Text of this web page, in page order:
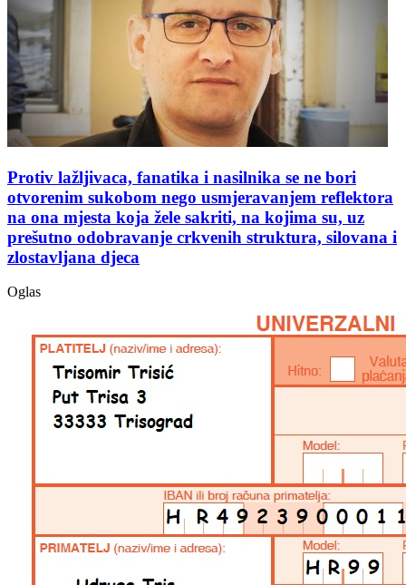
Protiv lažljivaca, fanatika i nasilnika se ne bori
otvorenim sukobom nego usmjeravanjem reflektora
na ona mjesta koja žele sakriti, na kojima su, uz
prešutno odobravanje crkvenih struktura, silovana i
zlostavljana djeca
Oglas